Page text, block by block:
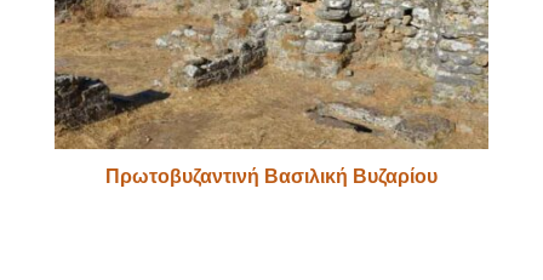
Πρωτοβυζαντινή Βασιλική Βυζαρίου